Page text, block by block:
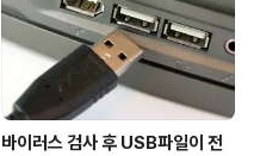
바이러스 검사 후 USB파일이 전